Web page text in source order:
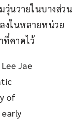
วุ่นวายในบางส่วน
งในหลายหน่วย
ที่คาดไว้
Jae
of